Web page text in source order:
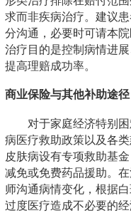
求而非疾病治疗。建议
分沟通，必要时可请本
治疗目的是控制病情进
提高理赔成功率。
商业保险与其他补助途径
对于家庭经济特别
病医疗救助政策以及各
皮肤病设有专项救助基
减免或免费药品援助。
师沟通病情变化，根据
过度医疗造成不必要的